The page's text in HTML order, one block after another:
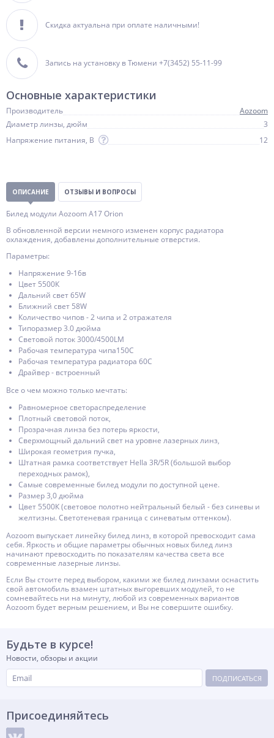
Скидка актуальна при оплате наличными!
Запись на установку в Тюмени +7(3452) 55-11-99
Основные характеристики
Производитель
Aozoom
Диаметр линзы, дюйм
3
Напряжение питания, В
12
ОПИСАНИЕ ОТЗЫВЫ И ВОПРОСЫ
Билед модули Aozoom A17 Orion
В обновленной версии немного изменен корпус радиатора
охлаждения, добавлены дополнительные отверстия.
Параметры:
Напряжение 9-16в
Цвет 5500К
Дальний свет 65W
Ближний свет 58W
Количество чипов - 2 чипа и 2 отражателя
Типоразмер 3.0 дюйма
Световой поток 3000/4500LM
Рабочая температура чипа150С
Рабочая температура радиатора 60С
Драйвер - встроенный
Все о чем можно только мечтать:
Равномерное светораспределение
Плотный световой поток,
Прозрачная линза без потерь яркости,
Сверхмощный дальний свет на уровне лазерных линз,
Широкая геометрия пучка,
Штатная рамка соответствует Hella 3R/5R (большой выбор
переходных рамок),
Самые современные билед модули по доступной цене.
Размер 3,0 дюйма
Цвет 5500К (световое полотно нейтральный белый - без синевы и
желтизны. Светотеневая граница с синеватым оттенком).
Aozoom выпускает линейку билед линз, в которой превосходит сама
себя. Яркость и общие параметры обычных новых билед линз
начинают превосходить по показателям качества света все
современные лазерные линзы.
Если Вы стоите перед выбором, какими же билед линзами оснастить
свой автомобиль взамен штатных выгоревших модулей, то не
сомневайтесь ни на минуту, любой из современных вариантов
Aozoom будет верным решением, и Вы не совершите ошибку.
Будьте в курсе!
Новости, обзоры и акции
ПОДПИСАТЬСЯ
Присоединяйтесь